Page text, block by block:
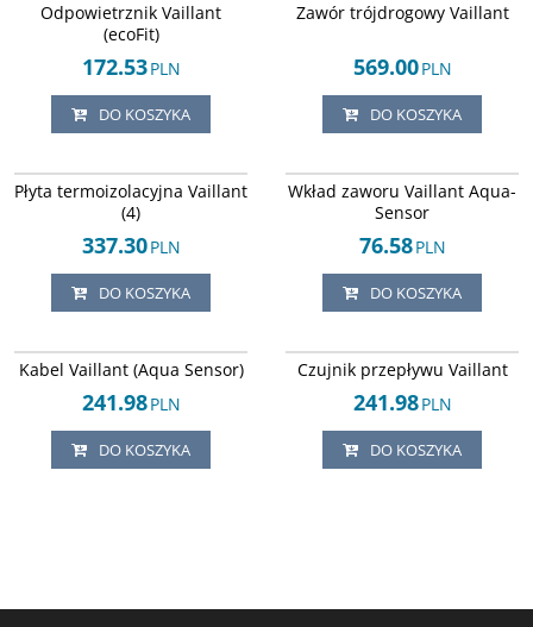
Odpowietrznik Vaillant
(ecoFit)
172.53PLN
DO KOSZYKA
Zawór trójdrogowy Vaillant
569.00PLN
DO KOSZYKA
Płyta termoizolacyjna Vaillant
(4)
337.30PLN
DO KOSZYKA
Wkład zaworu Vaillant Aqua-
Sensor
76.58PLN
DO KOSZYKA
Kabel Vaillant (Aqua Sensor)
241.98PLN
DO KOSZYKA
Czujnik przepływu Vaillant
241.98PLN
DO KOSZYKA